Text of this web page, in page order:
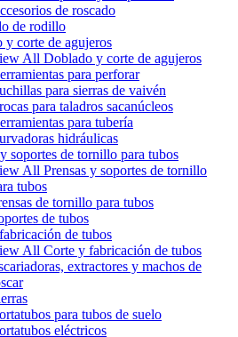
de roscado
de rodillo
y corte de agujeros
All Doblado y corte de agujeros
para perforar
para sierras de vaivén
para taladros sacanúcleos
para tubería
hidráulicas
soportes de tornillo para tubos
All Prensas y soportes de tornillo
tubos
de tornillo para tubos
de tubos
de tubos
All Corte y fabricación de tubos
extractores y machos de
para tubos de suelo
eléctricos